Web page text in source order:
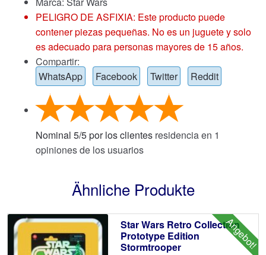
PELIGRO DE ASFIXIA: Este producto puede
contener piezas pequeñas. No es un juguete y solo
es adecuado para personas mayores de 15 años.
Compartir:
WhatsApp
Facebook Twitter Reddit
Nominal 5/5por los clientes residencia en 1
opiniones de los usuarios
Ähnliche Produkte
Angebot!
Star Wars Retro Collection
Prototype Edition
Stormtrooper